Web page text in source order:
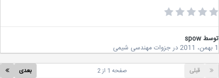
spow
درجزوات مهندسی شیمی
قبلی بعدی صفحه 1 از 2